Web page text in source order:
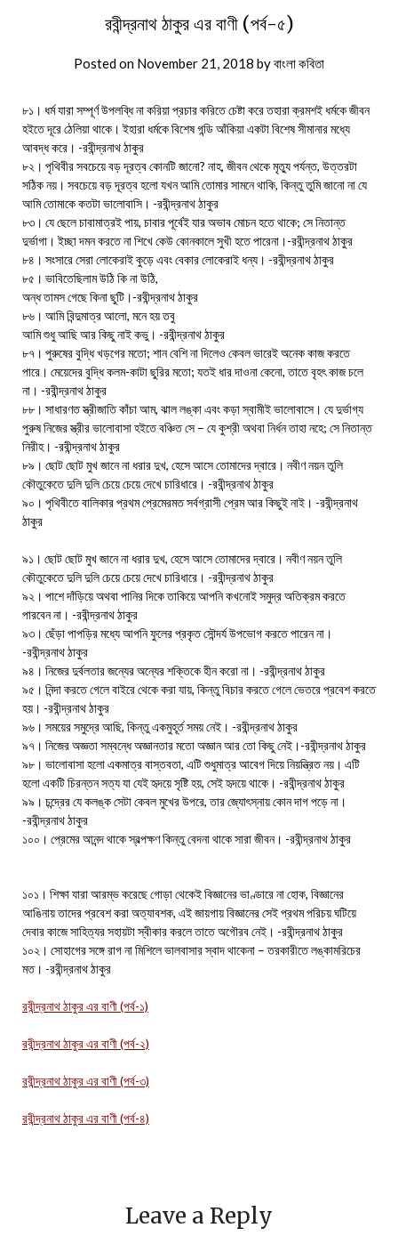
রবীন্দ্রনাথ ঠাকুর এর বাণী (পর্ব-৫)
Posted on November 21, 2018 byবাংলা কবিতা
৮১। ধর্ম যারা সম্পূর্ণ উপলব্ধি না করিয়া প্রচার করিতে চেষ্টা করে তহারা ক্রমশই ধর্মকে জীবন
হইতে দূরে ঠেলিয়া থাকে। ইহারা ধর্মকে বিশেষ গন্ডি আঁকিয়া একটা বিশেষ সীমানার মধ্যে
আবদ্ধ করে। -রবীন্দ্রনাথ ঠাকুর
৮২। পৃথিবীর সবচেয়ে বড় দূরত্ব কোনটি জানো? নাহ, জীবন থেকে মৃত্যু পর্যন্ত, উত্তরটা
সঠিক নয়। সবচেয়ে বড় দূরত্ব হলো যখন আমি তোমার সামনে থাকি, কিন্তু তুমি জানো না যে
আমি তোমাকে কতটা ভালোবাসি। -রবীন্দ্রনাথ ঠাকুর
৮৩। যে ছেলে চাবামাত্রই পায়, চাবার পূর্বেই যার অভাব মোচন হতে থাকে; সে নিতান্ত
দুর্ভাগা। ইচ্ছা দমন করতে না শিখে কেউ কোনকালে সুখী হতে পারেনা।-রবীন্দ্রনাথ ঠাকুর
৮৪। সংসারে সেরা লোকেরাই কুড়ে এবং বেকার লোকেরাই ধন্য। -রবীন্দ্রনাথ ঠাকুর
৮৫। ভাবিতেছিলাম উঠি কি না উঠি,
অন্ধ তামস গেছে কিনা ছুটি।-রবীন্দ্রনাথ ঠাকুর
৮৬। আমি বিন্দুমাত্র আলো, মনে হয় তবু
আমি শুধু আছি আর কিছু নাই কভু। -রবীন্দ্রনাথ ঠাকুর
৮৭। পুরুষের বুদ্ধি খড়গের মতো; শান বেশি না দিলেও কেবল ভারেই অনেক কাজ করতে
পারে। মেয়েদের বুদ্ধি কলম-কাটা ছুরির মতো; যতই ধার দাওনা কেনো, তাতে বৃহৎ কাজ চলে
না। -রবীন্দ্রনাথ ঠাকুর
৮৮। সাধারণত স্ত্রীজাতি কাঁচা আম, ঝাল লঙ্কা এবং কড়া স্বামীই ভালোবাসে। যে দুর্ভাগ্য
পুরুষ নিজের স্ত্রীর ভালোবাসা হইতে বঞ্চিত সে – যে কুশ্রী অথবা নির্ধন তাহা নহে; সে নিতান্ত
নিরীহ। -রবীন্দ্রনাথ ঠাকুর
৮৯। ছোট ছোট মুখ জানে না ধরার দুখ, হেসে আসে তোমাদের দ্বারে। নবীণ নয়ন তুলি
কৌতুকেতে দুলি দুলি চেয়ে চেয়ে দেখে চারিধারে। -রবীন্দ্রনাথ ঠাকুর
৯০। পৃথিবীতে বালিকার প্রথম প্রেমেরমত সর্বগ্রাসী প্রেম আর কিছুই নাই। -রবীন্দ্রনাথ
ঠাকুর
৯১। ছোট ছোট মুখ জানে না ধরার দুখ, হেসে আসে তোমাদের দ্বারে। নবীণ নয়ন তুলি
কৌতুকেতে দুলি দুলি চেয়ে চেয়ে দেখে চারিধারে। -রবীন্দ্রনাথ ঠাকুর
৯২। পাশে দাঁড়িয়ে অথবা পানির দিকে তাকিয়ে আপনি কখনোই সমুদ্র অতিক্রম করতে
পারবেন না। -রবীন্দ্রনাথ ঠাকুর
৯৩। ছেঁড়া পাপড়ির মধ্যে আপনি ফুলের প্রকৃত সৌন্দর্য উপভোগ করতে পারেন না।
-রবীন্দ্রনাথ ঠাকুর
৯৪। নিজের দুর্বলতার জন্যের অন্যের শক্তিকে হীন করো না। -রবীন্দ্রনাথ ঠাকুর
৯৫। নিন্দা করতে গেলে বাইরে থেকে করা যায়, কিন্তু বিচার করতে গেলে ভেতরে প্রবেশ করতে
হয়। -রবীন্দ্রনাথ ঠাকুর
৯৬। সময়ের সমুদ্রে আছি, কিন্তু একমুহূর্ত সময় নেই। -রবীন্দ্রনাথ ঠাকুর
৯৭। নিজের অজ্ঞতা সম্বন্ধে অজ্ঞানতার মতো অজ্ঞান আর তো কিছু নেই।-রবীন্দ্রনাথ ঠাকুর
৯৮। ভালোবাসা হলো একমাত্র বাস্তবতা, এটি শুধুমাত্র আবেগ দিয়ে নিয়ন্ত্রিত নয়। এটি
হলো একটি চিরন্তন সত্য যা যেই হৃদয়ে সৃষ্টি হয়, সেই হৃদয়ে থাকে। -রবীন্দ্রনাথ ঠাকুর
৯৯। চন্দ্রের যে কলঙ্ক সেটা কেবল মুখের উপরে, তার জ্যোৎস্নায় কোন দাগ পড়ে না।
-রবীন্দ্রনাথ ঠাকুর
১০০। প্রেমের আনন্দ থাকে স্বল্পক্ষণ কিন্তু বেদনা থাকে সারা জীবন। -রবীন্দ্রনাথ ঠাকুর
১০১। শিক্ষা যারা আরম্ভ করেছে গোড়া থেকেই বিজ্ঞানের ভাণ্ডারে না হোক, বিজ্ঞানের
আঙিনায় তাদের প্রবেশ করা অত্যাবশক, এই জায়গায় বিজ্ঞানের সেই প্রথম পরিচয় ঘটিয়ে
দেবার কাজে সাহিত্যর সহায়টা স্বীকার করলে তাতে অগৌরব নেই। -রবীন্দ্রনাথ ঠাকুর
১০২। সোহাগের সঙ্গে রাগ না মিশিলে ভালবাসার স্বাদ থাকেনা – তরকারীতে লঙ্কামরিচের
মত। -রবীন্দ্রনাথ ঠাকুর
রবীন্দ্রনাথ ঠাকুর এর বাণী (পর্ব-১)
রবীন্দ্রনাথ ঠাকুর এর বাণী (পর্ব-২)
রবীন্দ্রনাথ ঠাকুর এর বাণী (পর্ব-৩)
রবীন্দ্রনাথ ঠাকুর এর বাণী (পর্ব-৪)
Leave a Reply